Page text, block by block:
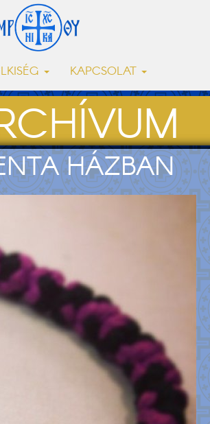
KAPCSOLAT
HÁZBAN